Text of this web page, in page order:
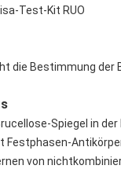
Test-Kit RUO
die Bestimmung der
Spiegel in
Festphasen-
von